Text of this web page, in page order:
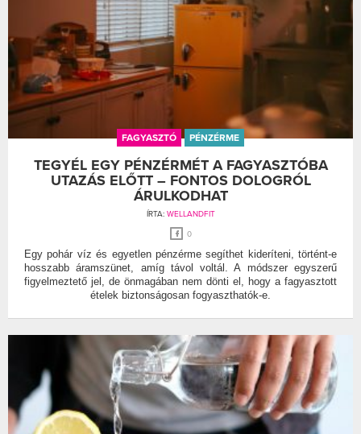
FAGYASZTÓ PÉNZÉRME
TEGYÉL EGY PÉNZÉRMÉT A FAGYASZTÓBA
UTAZÁS ELŐTT – FONTOS DOLOGRÓL
ÁRULKODHAT
ÍRTA: WELLANDFIT
0
Egy pohár víz és egyetlen pénzérme segíthet kideríteni, történt-e
hosszabb áramszünet, amíg távol voltál. A módszer egyszerű
figyelmeztető jel, de önmagában nem dönti el, hogy a fagyasztott
ételek biztonságosan fogyaszthatók-e.